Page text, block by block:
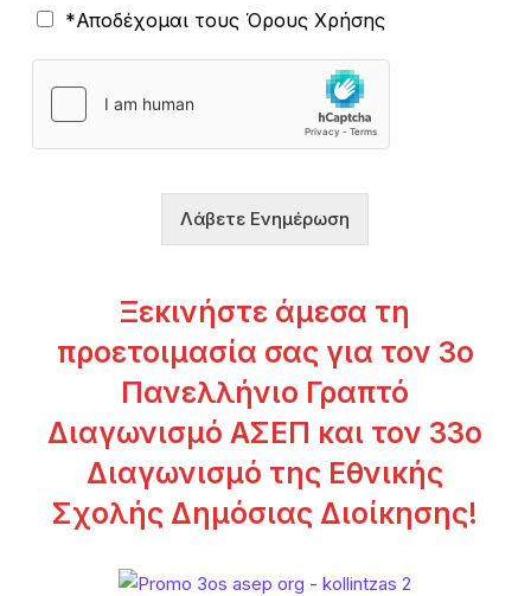
Ό
ο
*Αποδέχομαι τους Όρους Χρήσης
Λάβετε Ενημέρωση
Ξεκινήστε άμεσα τη
προετοιμασία σας για τον 3ο
Πανελλήνιο Γραπτό
Διαγωνισμό ΑΣΕΠ και τον 33ο
Διαγωνισμό της Εθνικής
Σχολής Δημόσιας Διοίκησης!